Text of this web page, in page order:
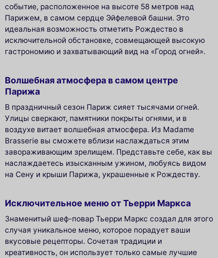
событие, расположенное на высоте 58 метров над
Парижем, в самом сердце Эйфелевой башни. Это
идеальная возможность отметить Рождество в
исключительной обстановке, совмещающей высокую
гастрономию и захватывающий вид на «Город огней».
Волшебная атмосфера в самом центре
Парижа
В праздничный сезон Париж сияет тысячами огней.
Улицы сверкают, памятники покрыты огнями, и в
воздухе витает волшебная атмосфера. Из Madame
Brasserie вы сможете вблизи наслаждаться этим
завораживающим зрелищем. Представьте себе, как вы
наслаждаетесь изысканным ужином, любуясь видом
на Сену и крыши Парижа, украшенные к Рождеству.
Исключительное меню от Тьерри Маркса
Знаменитый шеф-повар Тьерри Маркс создал для этого
случая уникальное меню, которое порадует ваши
вкусовые рецепторы. Сочетая традиции и
креативность, он использует только самые лучшие